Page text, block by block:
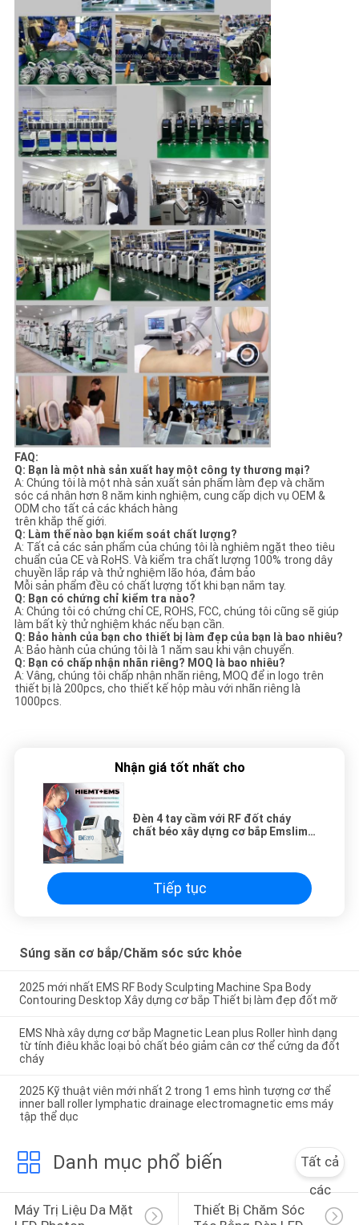
FAQ:
Q: Bạn là một nhà sản xuất hay một công ty thương mại?
A: Chúng tôi là một nhà sản xuất sản phẩm làm đẹp và chăm
sóc cá nhân hơn 8 năm kinh nghiệm, cung cấp dịch vụ OEM &
ODM cho tất cả các khách hàng
trên khắp thế giới.
Q: Làm thế nào bạn kiểm soát chất lượng?
A: Tất cả các sản phẩm của chúng tôi là nghiêm ngặt theo tiêu
chuẩn của CE và RoHS. Và kiểm tra chất lượng 100% trong dây
chuyền lắp ráp và thử nghiệm lão hóa, đảm bảo
Mỗi sản phẩm đều có chất lượng tốt khi bạn nắm tay.
Q: Bạn có chứng chỉ kiểm tra nào?
A: Chúng tôi có chứng chỉ CE, ROHS, FCC, chúng tôi cũng sẽ giúp
làm bất kỳ thử nghiệm khác nếu bạn cần.
Q: Bảo hành của bạn cho thiết bị làm đẹp của bạn là bao nhiêu?
A: Bảo hành của chúng tôi là 1 năm sau khi vận chuyển.
Q: Bạn có chấp nhận nhãn riêng? MOQ là bao nhiêu?
A: Vâng, chúng tôi chấp nhận nhãn riêng, MOQ để in logo trên
thiết bị là 200pcs, cho thiết kế hộp màu với nhãn riêng là
1000pcs.
Nhận giá tốt nhất cho
Đèn 4 tay cầm với RF đốt cháy
chất béo xây dựng cơ bắp Emslim
Tiếp tục
Súng săn cơ bắp/Chăm sóc sức khỏe
2025 mới nhất EMS RF Body Sculpting Machine Spa Body
Contouring Desktop Xây dựng cơ bắp Thiết bị làm đẹp đốt mỡ
EMS Nhà xây dựng cơ bắp Magnetic Lean plus Roller hình dạng
từ tính điêu khắc loại bỏ chất béo giảm cân cơ thể cứng da đốt
cháy
2025 Kỹ thuật viên mới nhất 2 trong 1 ems hình tượng cơ thể
inner ball roller lymphatic drainage electromagnetic ems máy
tập thể dục
Danh mục phổ biến
Tất cả
các
Máy Trị Liệu Da Mặt
Thiết Bị Chăm Sóc